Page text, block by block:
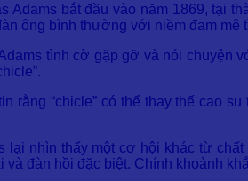
Adams bắt đầu vào năm 1869, tại
ông bình thường với niềm đam mê
tình cờ gặp gỡ và nói
rằng “chicle” có thể thay thế cao
lại nhìn thấy một cơ hội khác từ
và đàn hồi đặc biệt. Chính khoảnh